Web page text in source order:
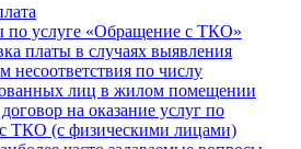
по услуге «Обращение с ТКО»
платы в случаях выявления
несоответствия по числу
лиц в жилом помещении
на оказание услуг по
ТКО (с физическими лицами)